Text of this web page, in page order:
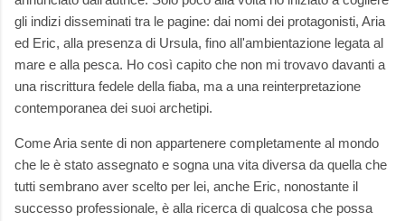
gli indizi disseminati tra le pagine: dai nomi dei protagonisti, Aria
ed Eric, alla presenza di Ursula, fino all'ambientazione legata al
mare e alla pesca. Ho così capito che non mi trovavo davanti a
una riscrittura fedele della fiaba, ma a una reinterpretazione
contemporanea dei suoi archetipi.
Come Aria sente di non appartenere completamente al mondo
che le è stato assegnato e sogna una vita diversa da quella che
tutti sembrano aver scelto per lei, anche Eric, nonostante il
successo professionale, è alla ricerca di qualcosa che possa